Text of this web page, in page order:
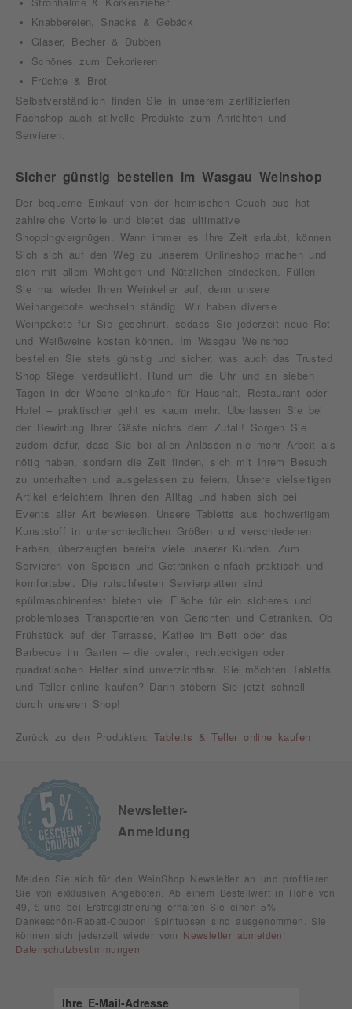
Knabbereien, Snacks & Gebäck
Gläser, Becher & Dubben
Schönes zum Dekorieren
Früchte & Brot
Selbstverständlich finden Sie in unserem zertifizierten
Fachshop auch stilvolle Produkte zum Anrichten und
Servieren.
Sicher günstig bestellen im Wasgau Weinshop
Der bequeme Einkauf von der heimischen Couch aus hat
zahlreiche Vorteile und bietet das ultimative
Shoppingvergnügen. Wann immer es Ihre Zeit erlaubt, können
Sich sich auf den Weg zu unserem Onlineshop machen und
sich mit allem Wichtigen und Nützlichen eindecken. Füllen
Sie mal wieder Ihren Weinkeller auf, denn unsere
Weinangebote wechseln ständig. Wir haben diverse
Weinpakete für Sie geschnürt, sodass Sie jederzeit neue Rot-
und Weißweine kosten können. Im Wasgau Weinshop
bestellen Sie stets günstig und sicher, was auch das Trusted
Shop Siegel verdeutlicht. Rund um die Uhr und an sieben
Tagen in der Woche einkaufen für Haushalt, Restaurant oder
Hotel – praktischer geht es kaum mehr. Überlassen Sie bei
der Bewirtung Ihrer Gäste nichts dem Zufall! Sorgen Sie
zudem dafür, dass Sie bei allen Anlässen nie mehr Arbeit als
nötig haben, sondern die Zeit finden, sich mit Ihrem Besuch
zu unterhalten und ausgelassen zu feiern. Unsere vielseitigen
Artikel erleichtern Ihnen den Alltag und haben sich bei
Events aller Art bewiesen. Unsere Tabletts aus hochwertigem
Kunststoff in unterschiedlichen Größen und verschiedenen
Farben, überzeugten bereits viele unserer Kunden. Zum
Servieren von Speisen und Getränken einfach praktisch und
komfortabel. Die rutschfesten Servierplatten sind
spülmaschinenfest bieten viel Fläche für ein sicheres und
problemloses Transportieren von Gerichten und Getränken. Ob
Frühstück auf der Terrasse, Kaffee im Bett oder das
Barbecue im Garten – die ovalen, rechteckigen oder
quadratischen Helfer sind unverzichtbar. Sie möchten Tabletts
und Teller online kaufen? Dann stöbern Sie jetzt schnell
durch unseren Shop!
Zurück zu den Produkten:Tabletts & Teller online kaufen
Newsletter-
Anmeldung
Melden Sie sich für den WeinShop Newsletter an und profitieren
Sie von exklusiven Angeboten. Ab einem Bestellwert in Höhe von
49,-€ und bei Erstregistrierung erhalten Sie einen 5%
Dankeschön-Rabatt-Coupon! Spirituosen sind ausgenommen. Sie
können sich jederzeit wieder vom Newsletter abmelden !
Datenschutzbestimmungen